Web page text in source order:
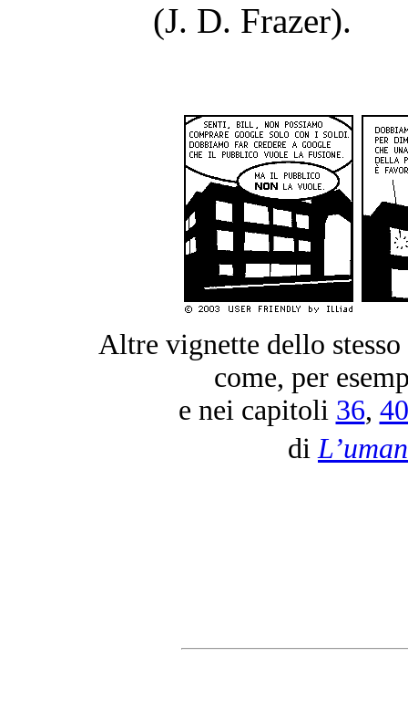
(J. D. Frazer).
Altre vignette dello
come, per
e nei capitoli 36, 40
di